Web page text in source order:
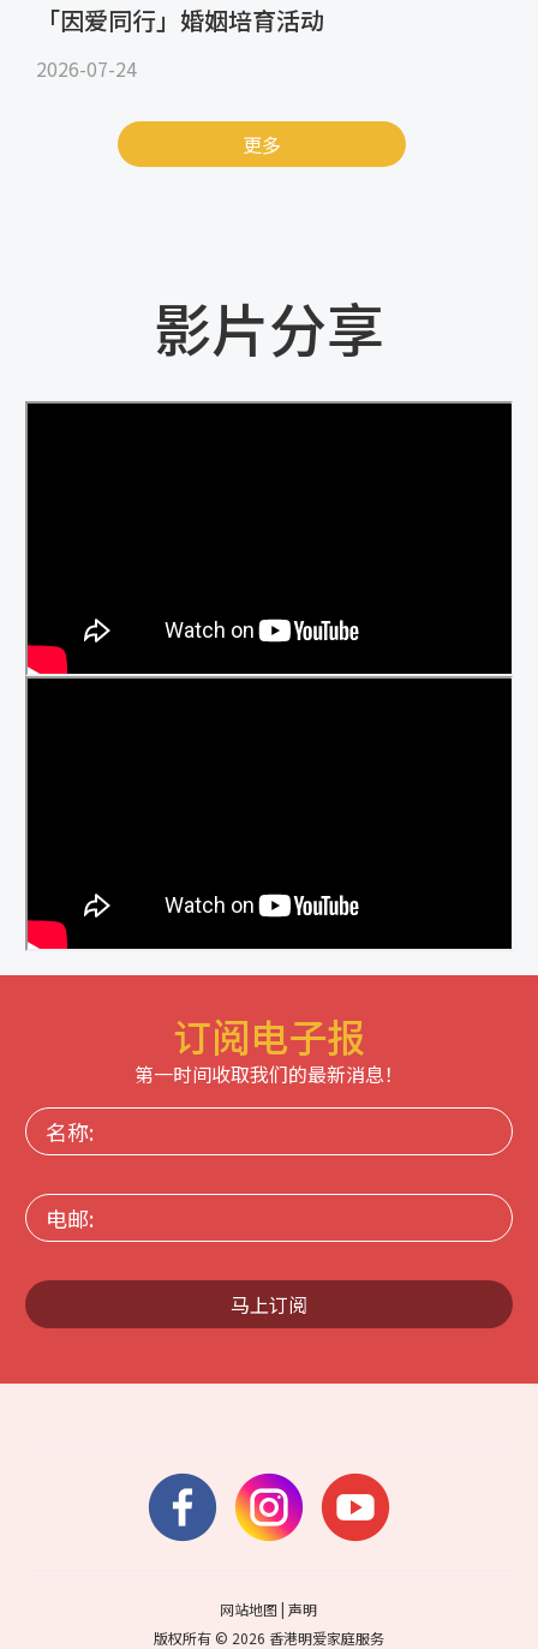
「因爱同行」婚姻培育活动
2026-07-24
更多
影片分享
订阅电子报
第一时间收取我们的最新消息！
名
称:
电
邮:
马上订阅
网站地图 |声明
版权所有 © 2026 香港明爱家庭服务